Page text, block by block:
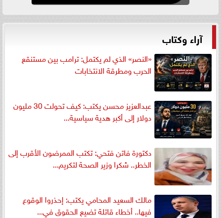
آراء وكتاب
«النصر» الذي لم يكتمل: ترامب بين مستنقع
الحرب ومطرقة الانتخابات
عبدالعزيز محسن يكتب: كيف تحولت 30 مليون
دولار إلى أكبر هدية سياسية...
دكتورة فاتن فتحي: تكتب الممرضون الأقرب إلى
الخطر.. شكرا وزير الصحة لتكريم...
مالك السعيد المحامي يكتب: إحذروا الوقوع
فيها.. أخطاء قاتلة تضيع الحقوق في...